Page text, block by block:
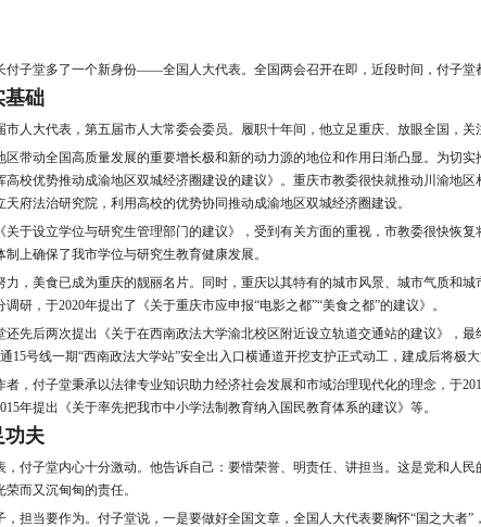
付子堂多了一个新身份——全国人大代表。全国两会召开在即，近段时间，付子堂
基础
人大代表，第五届市人大常委会委员。履职十年间，他立足重庆、放眼全国，关
区带动全国高质量发展的重要增长极和新的动力源的地位和作用日渐凸显。为切实
高校优势推动成渝地区双城经济圈建设的建议》。重庆市教委很快就推动川渝地
府法治研究院，利用高校的优势协同推动成渝地区双城经济圈建设。
关于设立学位与研究生管理部门的建议》，受到有关方面的重视，市教委很快恢
上确保了我市学位与研究生教育健康发展。
力，美食已成为重庆的靓丽名片。同时，重庆以其特有的城市风景、城市气质和
研，于2020年提出了《关于重庆市应申报“电影之都”“美食之都”的建议》。
还先后两次提出《关于在西南政法大学渝北校区附近设立轨道交通站的建议》，
15号线一期“西南政法大学站”安全出入口横通道开挖支护正式动工，建成后将极
者，付子堂秉承以法律专业知识助力经济社会发展和市域治理现代化的理念，于
年提出《关于率先把我市中小学法制教育纳入国民教育体系的建议》等。
功夫
，付子堂内心十分激动。他告诉自己：要惜荣誉、明责任、讲担当。这是党和人
而又沉甸甸的责任。
，担当要作为。付子堂说，一是要做好全国文章，全国人大代表要胸怀“国之大者”